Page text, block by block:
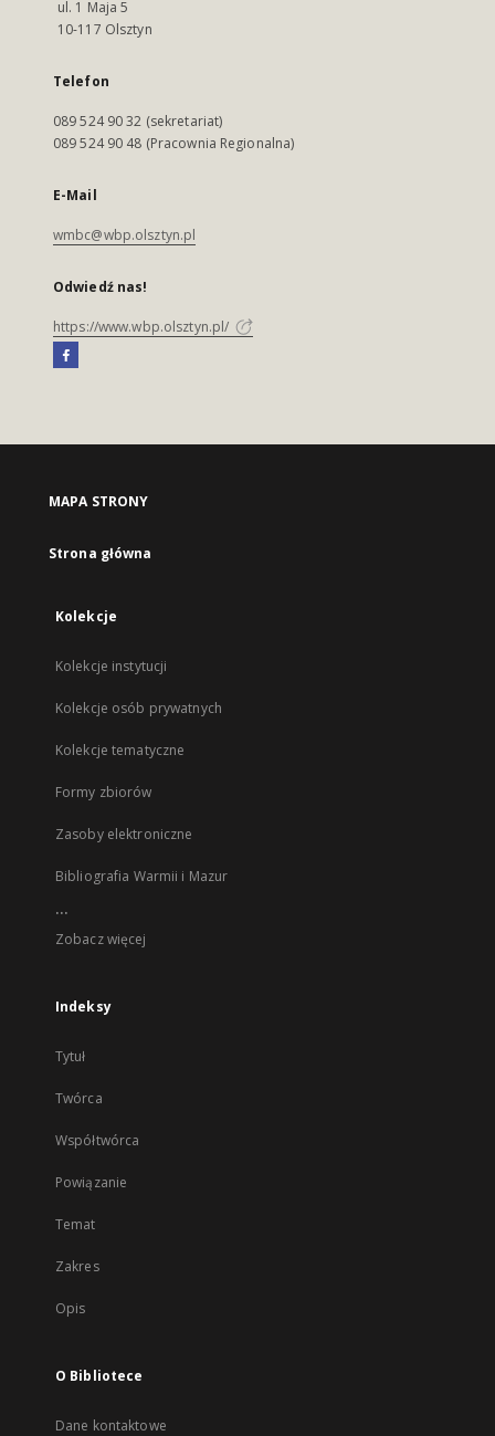
ul. 1 Maja 5
10-117 Olsztyn
Telefon
089 524 90 32 (sekretariat)
089 524 90 48 (Pracownia Regionalna)
E-Mail
wmbc@wbp.olsztyn.pl
Odwiedź nas!
https://www.wbp.olsztyn.pl/
MAPA STRONY
Strona główna
Kolekcje
Kolekcje instytucji
Kolekcje osób prywatnych
Kolekcje tematyczne
Formy zbiorów
Zasoby elektroniczne
Bibliografia Warmii i Mazur
...
Zobacz więcej
Indeksy
Tytuł
Twórca
Współtwórca
Powiązanie
Temat
Zakres
Opis
O Bibliotece
Dane kontaktowe